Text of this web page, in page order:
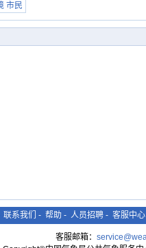
市民
联系我们 - 帮助 - 人员招聘 - 客服中心
客服邮箱：